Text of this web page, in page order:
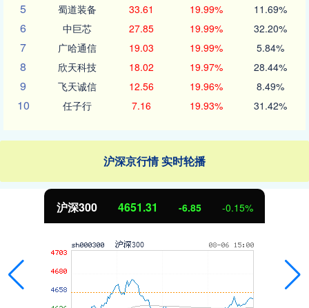
5 蜀道装备 33.61 19.99% 11.69%
6 中巨芯 27.85 19.99% 32.20%
7 广哈通信 19.03 19.99% 5.84%
8 欣天科技 18.02 19.97% 28.44%
9 飞天诚信 12.56 19.96% 8.49%
10 任子行 7.16 19.93% 31.42%
沪深京行情 实时轮播
北证50 1122.88 3.42 0.30%